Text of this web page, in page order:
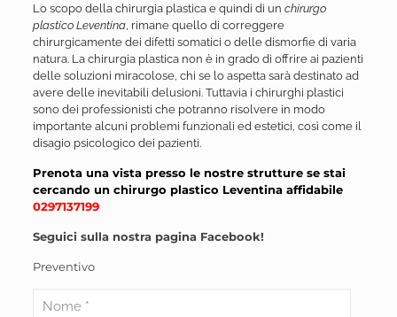
Lo scopo della chirurgia plastica e quindi di un chirurgo
plastico Leventina, rimane quello di correggere
chirurgicamente dei difetti somatici o delle dismorfie di varia
natura. La chirurgia plastica non è in grado di offrire ai pazienti
delle soluzioni miracolose, chi se lo aspetta sarà destinato ad
avere delle inevitabili delusioni. Tuttavia i chirurghi plastici
sono dei professionisti che potranno risolvere in modo
importante alcuni problemi funzionali ed estetici, così come il
disagio psicologico dei pazienti.
Prenota una vista presso le nostre strutture se stai
cercando un chirurgo plastico Leventina affidabile
0297137199
Seguici sulla nostra pagina Facebook!
Preventivo